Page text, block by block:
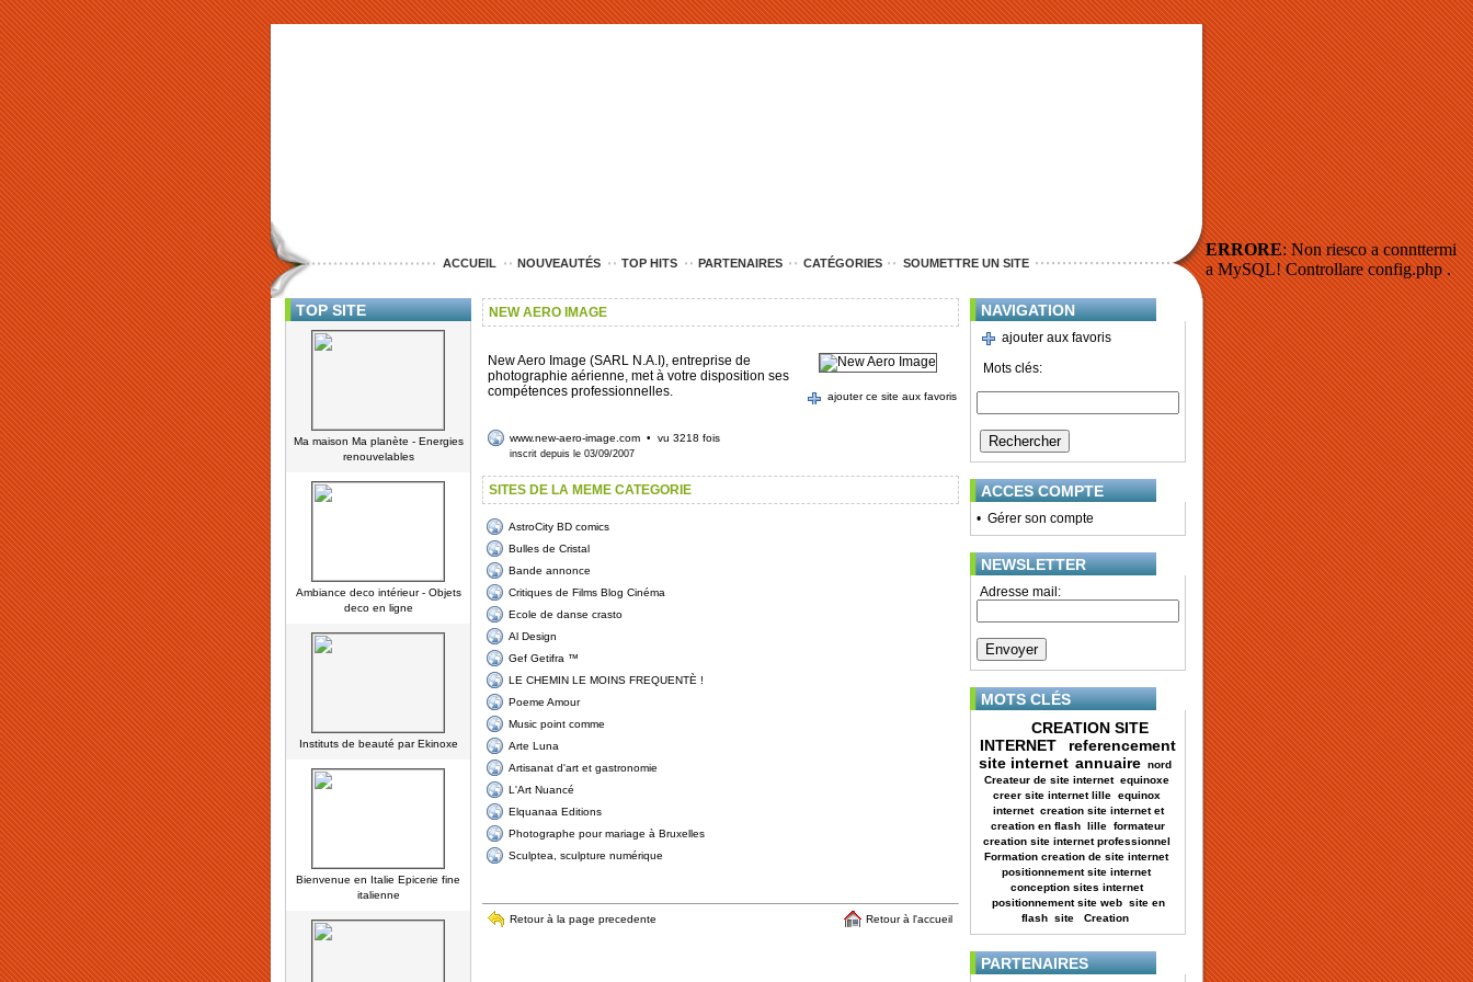
ACCUEIL NOUVEAUTÉS TOP HITS PARTENAIRES CATÉGORIES SOUMETTRE UN SITE
TOP SITE
Ma maison Ma planète - Energies
renouvelables
Ambiance deco intérieur - Objets
deco en ligne
Instituts de beauté par Ekinoxe
Bienvenue en Italie Epicerie fine
italienne
NEW AERO IMAGE
New Aero Image (SARL N.A.I), entreprise de
photographie aérienne, met à votre disposition ses
compétences professionnelles.
www.new-aero-image.com • vu 3218 fois
inscrit depuis le 03/09/2007
ajouter ce site aux favoris
SITES DE LA MEME CATEGORIE
AstroCity BD comics
Bulles de Cristal
Bande annonce
Critiques de Films Blog Cinéma
Ecole de danse crasto
Al Design
Gef Getifra ™
LE CHEMIN LE MOINS FREQUENTÈ !
Poeme Amour
Music point comme
Arte Luna
Artisanat d'art et gastronomie
L'Art Nuancé
Elquanaa Editions
Photographe pour mariage à Bruxelles
Sculptea, sculpture numérique
Retour à la page precedente Retour à l'accueil
NAVIGATION
ajouter aux favoris
Mots clés:
ACCES COMPTE
• Gérer son compte
NEWSLETTER
Adresse mail:
MOTS CLÉS
CREATION SITE
INTERNET
referencement
site internet annuaire nord
Createur de site internet equinoxe
creer site internet lille equinox
internet creation site internet et
creation en flash lille formateur
creation site internet professionnel
Formation creation de site internet
positionnement site internet
conception sites internet
positionnement site web site en
flash site Creation
PARTENAIRES
ERRORE: Non riesco a connttermi
a MySQL! Controllare config.php .